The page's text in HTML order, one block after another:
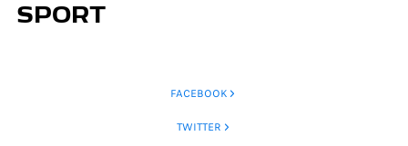
SPORT
FACEBOOK
TWITTER